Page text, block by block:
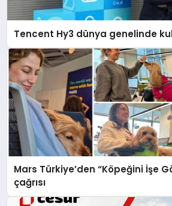
Tencent Hy3 dünya genelinde
Mars Türkiye’den “Köpeğini İşe
çağrısı